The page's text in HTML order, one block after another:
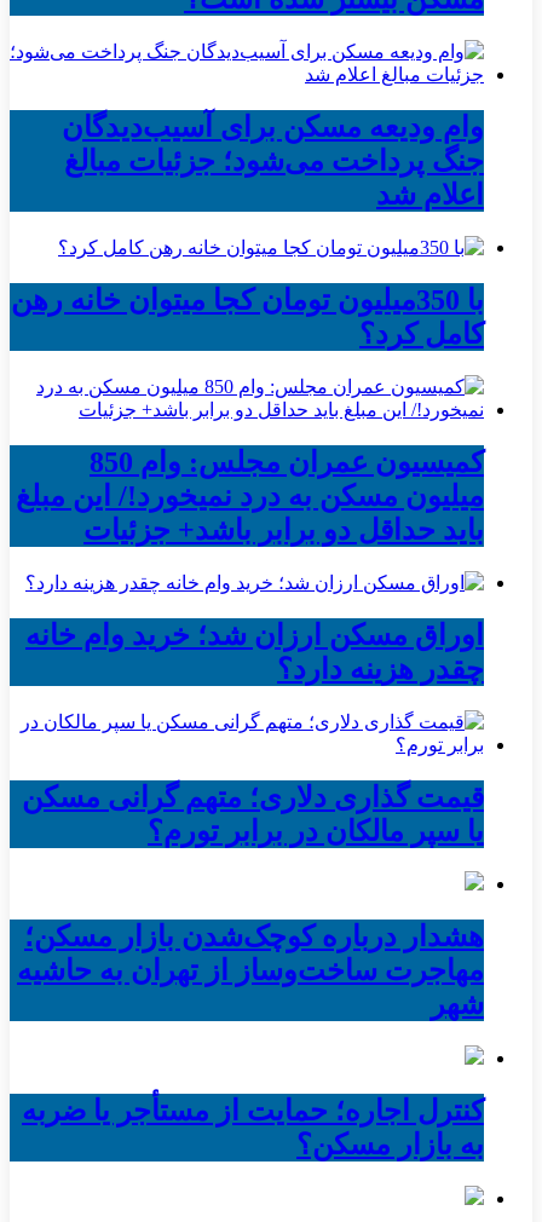
وام ودیعه مسکن برای آسیب‌دیدگان
جنگ پرداخت می‌شود؛ جزئیات مبالغ
اعلام شد
با 350میلیون تومان کجا میتوان خانه رهن
کامل کرد؟
کمیسیون عمران مجلس: وام 850
میلیون مسکن به درد نمیخورد!/ این مبلغ
باید حداقل دو برابر باشد+ جزئیات
اوراق مسکن ارزان شد؛ خرید وام خانه
چقدر هزینه دارد؟
قیمت گذاری دلاری؛ متهم گرانی مسکن
یا سپر مالکان در برابر تورم؟
هشدار درباره کوچک‌شدن بازار مسکن؛
مهاجرت ساخت‌وساز از تهران به حاشیه‌
شهر
کنترل اجاره؛ حمایت از مستأجر یا ضربه
به بازار مسکن؟